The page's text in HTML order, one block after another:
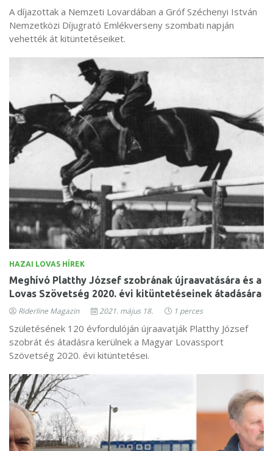
A díjazottak a Nemzeti Lovardában a Gróf Széchenyi István
Nemzetközi Díjugrató Emlékverseny szombati napján
vehették át kitüntetéseiket.
HAZAI LOVAS HÍREK
Meghívó Platthy József szobrának újraavatására és a
Lovas Szövetség 2020. évi kitüntetéseinek átadására
Riderline Magazin 2021. május 18. 1 perces
Születésének 120 évfordulóján újraavatják Platthy József
szobrát és átadásra kerülnek a Magyar Lovassport
Szövetség 2020. évi kitüntetései.